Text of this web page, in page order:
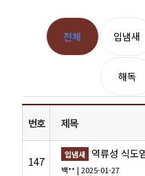
전체 입냄새
해독
번호 제목
147 입냄새 역류성 식도
백**| 2025-01-27